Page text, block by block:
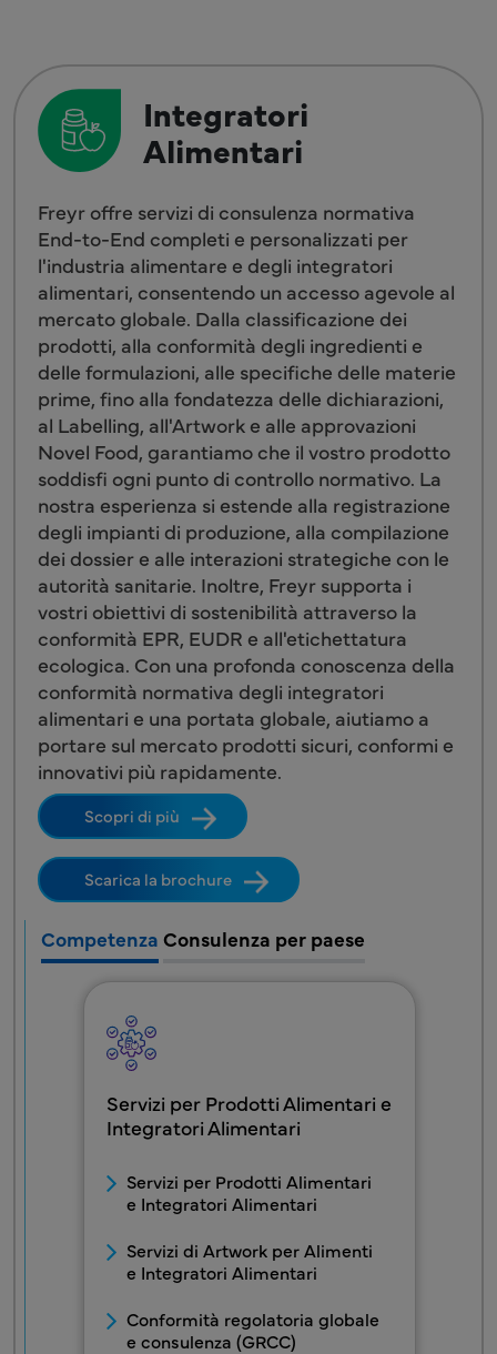
Integratori
Alimentari
Freyr offre servizi di consulenza normativa
End-to-End completi e personalizzati per
l'industria alimentare e degli integratori
alimentari, consentendo un accesso agevole al
mercato globale. Dalla classificazione dei
prodotti, alla conformità degli ingredienti e
delle formulazioni, alle specifiche delle materie
prime, fino alla fondatezza delle dichiarazioni,
al Labelling, all'Artwork e alle approvazioni
Novel Food, garantiamo che il vostro prodotto
soddisfi ogni punto di controllo normativo. La
nostra esperienza si estende alla registrazione
degli impianti di produzione, alla compilazione
dei dossier e alle interazioni strategiche con le
autorità sanitarie. Inoltre, Freyr supporta i
vostri obiettivi di sostenibilità attraverso la
conformità EPR, EUDR e all'etichettatura
ecologica. Con una profonda conoscenza della
conformità normativa degli integratori
alimentari e una portata globale, aiutiamo a
portare sul mercato prodotti sicuri, conformi e
innovativi più rapidamente.
Scopri di più
Scarica la brochure
Competenza Consulenza per paese
Servizi per Prodotti Alimentari e
Integratori Alimentari
Servizi per Prodotti Alimentari
e Integratori Alimentari
Servizi di Artwork per Alimenti
e Integratori Alimentari
Conformità regolatoria globale
e consulenza (GRCC)